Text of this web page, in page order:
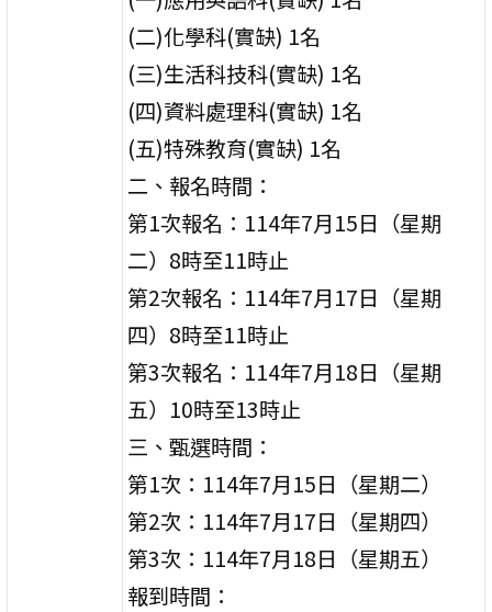
(二)化學科(實缺) 1名
(三)生活科技科(實缺) 1名
(四)資料處理科(實缺) 1名
(五)特殊教育(實缺) 1名
二、報名時間：
第1次報名：114年7月15日（星期
二）8時至11時止
第2次報名：114年7月17日（星期
四）8時至11時止
第3次報名：114年7月18日（星期
五）10時至13時止
三、甄選時間：
第1次：114年7月15日（星期二）
第2次：114年7月17日（星期四）
第3次：114年7月18日（星期五）
報到時間：